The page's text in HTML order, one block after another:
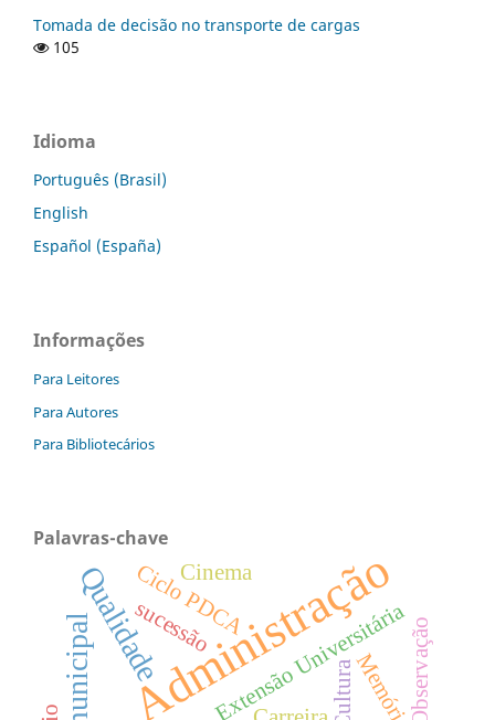
Tomada de decisão no transporte de cargas
105
Idioma
Português (Brasil)
English
Español (España)
Informações
Para Leitores
Para Autores
Para Bibliotecários
Palavras-chave
Administração
Qualidade Extensão Universitária
Ciclo PDCA
Observação
CulturaMemória
sucessão
Cinema